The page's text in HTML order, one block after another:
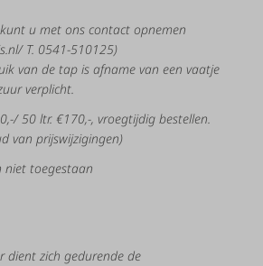
u met ons contact opnemen
T. 0541-510125)
van de tap is afname van een vaatje
verplicht.
,-/ 50 ltr.€170,-, vroegtijdig bestellen.
van prijswijzigingen)
niet toegestaan
dient zich gedurende de